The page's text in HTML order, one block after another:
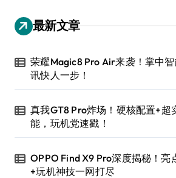
最新文章
荣耀Magic8 Pro Air来袭！掌中
讯快人一步！
真我GT8 Pro炸场！硬核配置+超
能，玩机党速戳！
OPPO Find X9 Pro深度揭秘！亮
+玩机神技一网打尽